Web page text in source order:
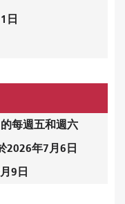
日
每週五和週六
2026年7月6日
9日